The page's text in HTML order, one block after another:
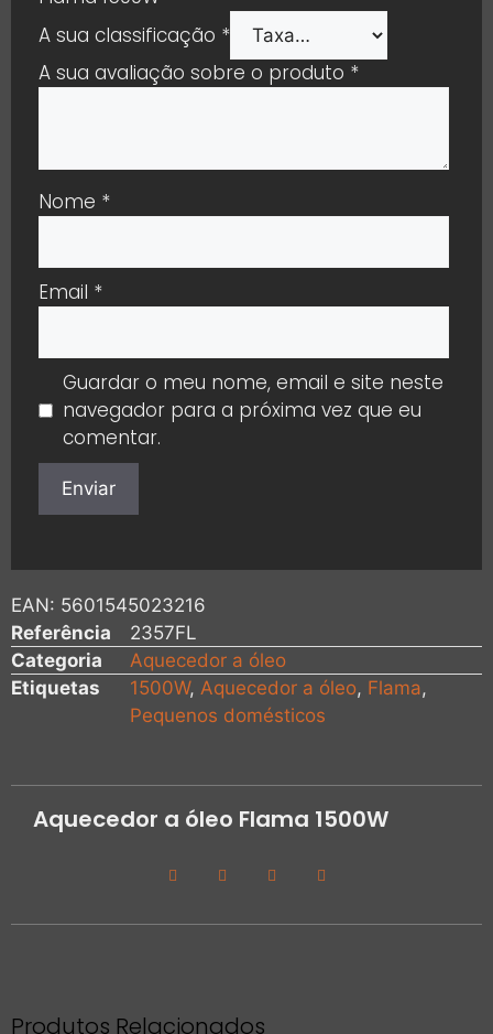
A sua classificação *
A sua avaliação sobre o produto *
Nome *
Email *
Guardar o meu nome, email e site neste
navegador para a próxima vez que eu
comentar.
EAN: 5601545023216
Referência
2357FL
Categoria
Aquecedor a óleo
Etiquetas
1500W, Aquecedor a óleo, Flama,
Pequenos domésticos
Aquecedor a óleo Flama 1500W
Produtos Relacionados